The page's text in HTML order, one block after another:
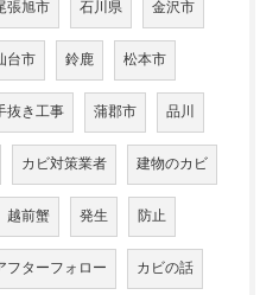
張旭市 石川県 金沢市
台市 鈴鹿 松本市
抜き工事 蒲郡市 品川
カビ対策業者 建物のカビ
越前蟹 発生 防止
フターフォロー カビの話